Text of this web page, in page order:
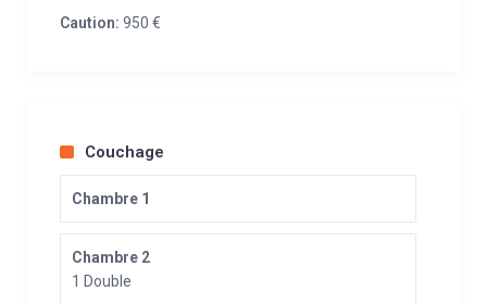
Caution: 950 €
Couchage
Chambre 1
Chambre 2
1 Double